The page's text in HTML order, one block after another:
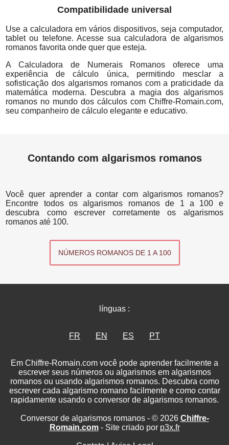
Compatibilidade universal
Use a calculadora em vários dispositivos, seja computador,
tablet ou telefone. Acesse sua calculadora de algarismos
romanos favorita onde quer que esteja.
A Calculadora de Numerais Romanos oferece uma
experiência de cálculo única, permitindo mesclar a
sofisticação dos algarismos romanos com a praticidade da
matemática moderna. Descubra a magia dos algarismos
romanos no mundo dos cálculos com Chiffre-Romain.com,
seu companheiro de cálculo elegante e educativo.
Contando com algarismos romanos
Você quer aprender a contar com algarismos romanos?
Encontre todos os algarismos romanos de 1 a 100 e
descubra como escrever corretamente os algarismos
romanos até 100.
NÚMEROS ROMANOS DE 1 A 100
línguas :
FR EN ES PT
Em Chiffre-Romain.com você pode aprender facilmente a
escrever seus números ou algarismos em algarismos
romanos ou usando algarismos romanos. Descubra como
escrever cada algarismo romano facilmente e como contar
rapidamente usando o conversor de algarismos romanos.
Conversor de algarismos romanos - © 2026 Chiffre-
Romain.com- Site criado por p3x.fr